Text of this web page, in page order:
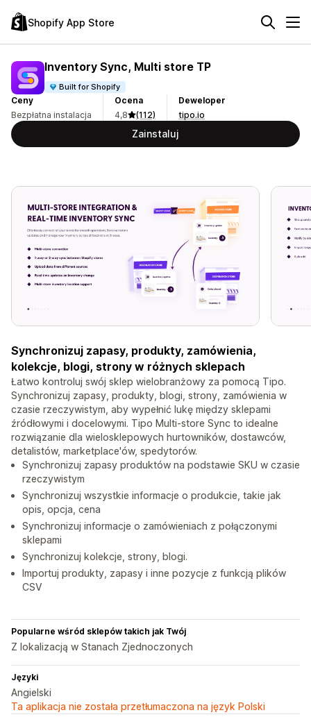
Shopify App Store
Inventory Sync, Multi store TP
Built for Shopify
Ceny
Bezpłatna instalacja
Ocena
4,8
(112)
Deweloper
tipo.io
Zainstaluj
Synchronizuj zapasy, produkty, zamówienia,
kolekcje, blogi, strony w różnych sklepach
Łatwo kontroluj swój sklep wielobranżowy za pomocą Tipo.
Synchronizuj zapasy, produkty, blogi, strony, zamówienia w
czasie rzeczywistym, aby wypełnić lukę między sklepami
źródłowymi i docelowymi. Tipo Multi-store Sync to idealne
rozwiązanie dla wielosklepowych hurtowników, dostawców,
detalistów, marketplace'ów, spedytorów.
Synchronizuj zapasy produktów na podstawie SKU w czasie
rzeczywistym
Synchronizuj wszystkie informacje o produkcie, takie jak
opis, opcja, cena
Synchronizuj informacje o zamówieniach z połączonymi
sklepami
Synchronizuj kolekcje, strony, blogi.
Importuj produkty, zapasy i inne pozycje z funkcją plików
CSV
Popularne wśród sklepów takich jak Twój
Z lokalizacją w Stanach Zjednoczonych
Języki
Angielski
Ta aplikacja nie została przetłumaczona na język Polski